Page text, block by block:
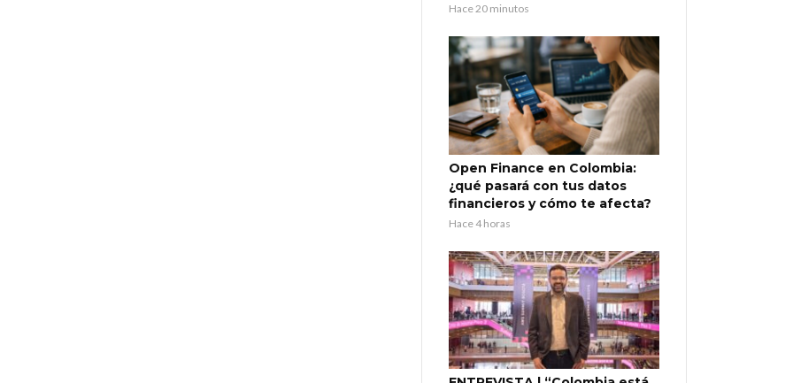
Hace 20 minutos
Open Finance en Colombia:
¿qué pasará con tus datos
financieros y cómo te afecta?
Hace 4 horas